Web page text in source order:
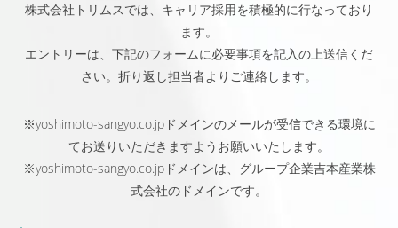
株式会社トリムスでは、キャリア採用を積極的に行なっており
ます。
エントリーは、下記のフォームに必要事項を記入の上送信くだ
さい。折り返し担当者よりご連絡します。
※yoshimoto-sangyo.co.jpドメインのメールが受信できる環境に
てお送りいただきますようお願いいたします。
※yoshimoto-sangyo.co.jpドメインは、グループ企業吉本産業株
式会社のドメインです。